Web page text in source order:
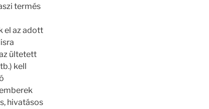
termés
el az adott
ültetett
kell
hivatásos